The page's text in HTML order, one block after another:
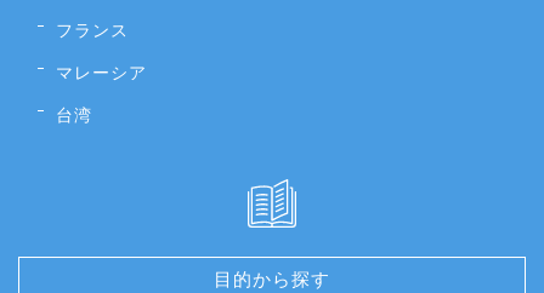
フランス
マレーシア
台湾
目的から探す